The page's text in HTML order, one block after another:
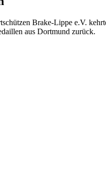
Brake-Lippe e.V.
aus Dortmund zurück.